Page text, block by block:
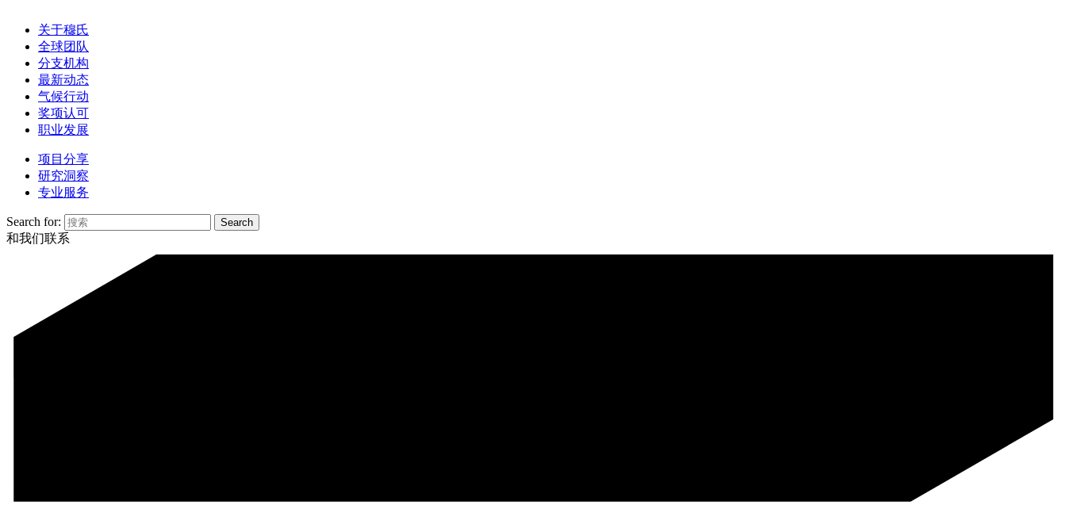
关于穆氏
全球团队
分支机构
最新动态
气候行动
奖项认可
职业发展
项目分享
研究洞察
专业服务
Search for:
和我们联系